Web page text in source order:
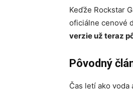
Keďže Rockstar
oficiálne cenové
verzie už teraz
Pôvodný
Čas letí ako voda